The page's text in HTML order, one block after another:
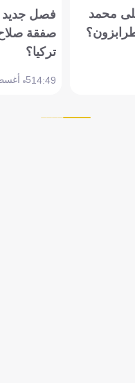
محمد
فصل جديد
صفقة
تركيا؟
14:495 أغسطس 2026